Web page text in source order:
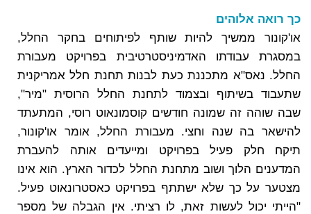
כך רואה אלוהים
או'קונור ממשיך להיות שותף לפיתוחים בחקר החלל,
במסגרת עבודתו האדמיניסטרטיבית בפרויקט מעבורת
החלל. נאס"א מתכננת כעת לבנות תחנת חלל אמריקנית
שתעבוד בשיתוף ובצמוד לתחנת החלל הרוסית "מיר",
שבה שוהה זה שמונה חודשים קוסמונאוט רוסי, המתעתד
להישאר בה שנה וחצי. מעבורת החלל, אומר או'קונור,
תיקח חלק פעיל בפרויקט ומייעדים אותה להעברת
המדענים הלוך ושוב מתחנת החלל לכדור הארץ. הוא אינו
מצטער על כך שלא ישתתף בפרויקט כאסטרונאוט פעיל.
"הייתי יכול לעשות זאת, לו רציתי. אין הגבלה של מספר